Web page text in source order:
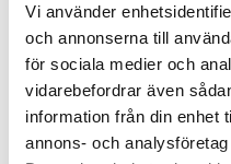
Vi använder
och annonserna till
för sociala medier och
vidarebefordrar även
information från din enhet
annons- och
Koniska rullager
Lagerenheter och
Ledlager
Axiallager
Nållager och
Klämhyslor, KM-
Glidlager
MU P - PTFE,